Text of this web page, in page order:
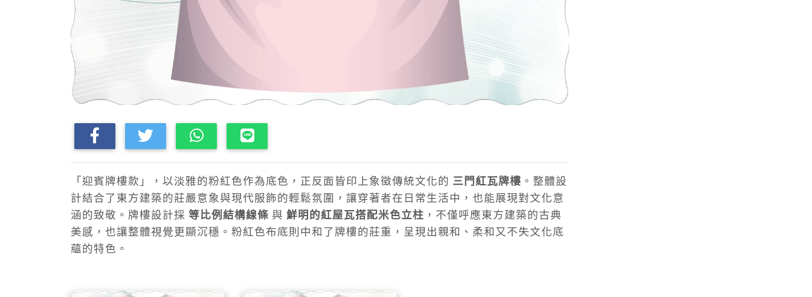
「迎賓牌樓款」，以淡雅的粉紅色作為底色，正反面皆印上象徵傳統文化的 三門紅瓦牌樓 。整體設
計結合了東方建築的莊嚴意象與現代服飾的輕鬆氛圍，讓穿著者在日常生活中，也能展現對文化意
涵的致敬。牌樓設計採 等比例結構線條 與 鮮明的紅屋瓦搭配米色立柱 ，不僅呼應東方建築的古典
美感，也讓整體視覺更顯沉穩。粉紅色布底則中和了牌樓的莊重，呈現出親和、柔和又不失文化底
蘊的特色。